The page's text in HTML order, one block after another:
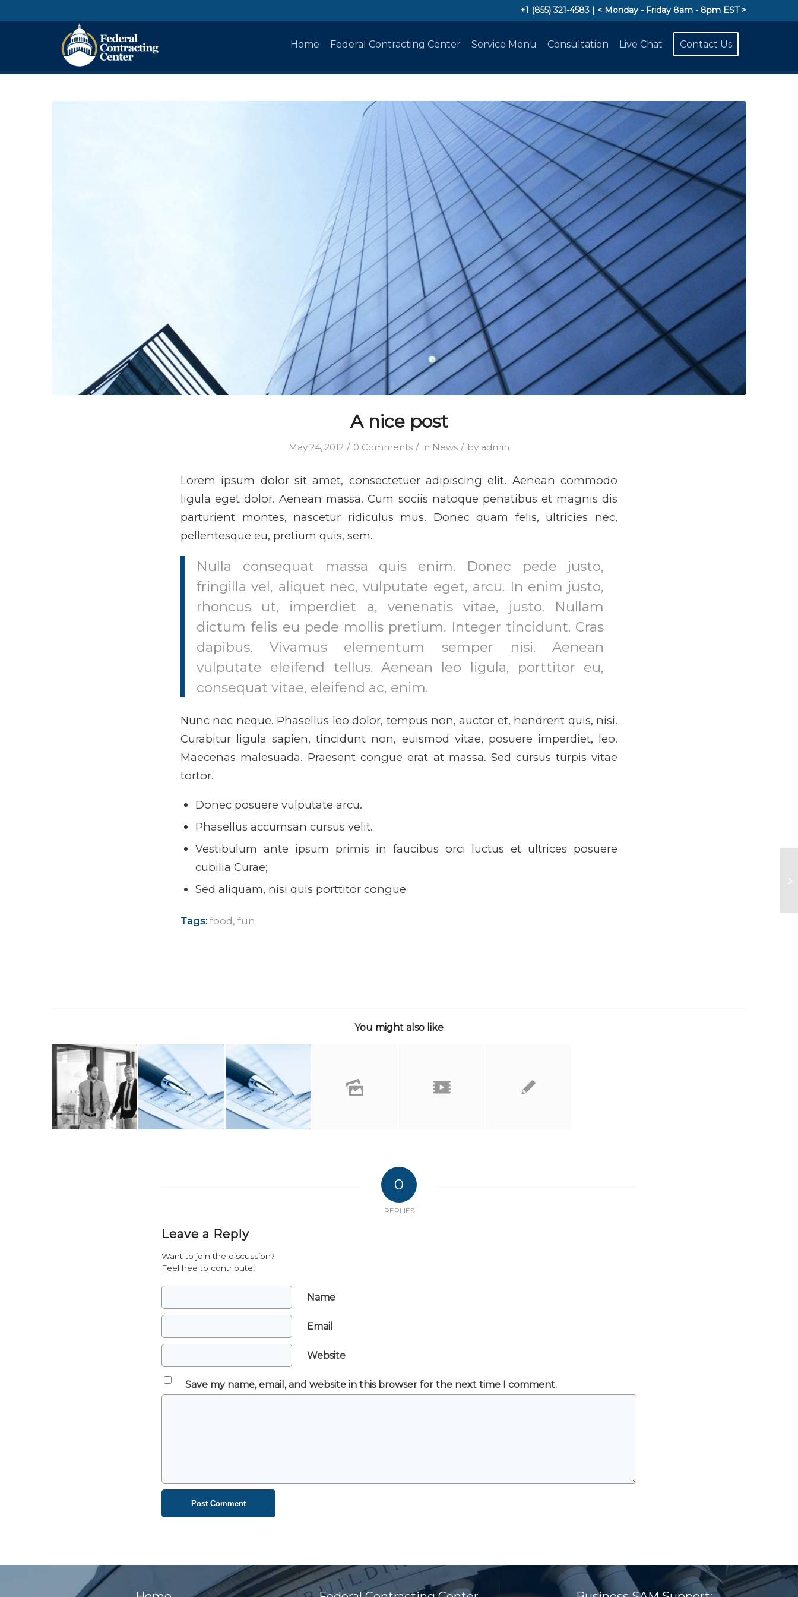
+1 (855) 321-4583 | < Monday - Friday 8am - 8pm EST >
Home Federal Contracting Center Service Menu Consultation Live Chat Contact Us
A nice post
May 24, 2012 / 0 Comments / in News / by admin
Lorem ipsum dolor sit amet, consectetuer adipiscing elit. Aenean commodo
ligula eget dolor. Aenean massa. Cum sociis natoque penatibus et magnis dis
parturient montes, nascetur ridiculus mus. Donec quam felis, ultricies nec,
pellentesque eu, pretium quis, sem.
Nulla consequat massa quis enim. Donec pede justo,
fringilla vel, aliquet nec, vulputate eget, arcu. In enim justo,
rhoncus ut, imperdiet a, venenatis vitae, justo. Nullam
dictum felis eu pede mollis pretium. Integer tincidunt. Cras
dapibus. Vivamus elementum semper nisi. Aenean
vulputate eleifend tellus. Aenean leo ligula, porttitor eu,
consequat vitae, eleifend ac, enim.
Nunc nec neque. Phasellus leo dolor, tempus non, auctor et, hendrerit quis, nisi.
Curabitur ligula sapien, tincidunt non, euismod vitae, posuere imperdiet, leo.
Maecenas malesuada. Praesent congue erat at massa. Sed cursus turpis vitae
tortor.
Donec posuere vulputate arcu.
Phasellus accumsan cursus velit.
Vestibulum ante ipsum primis in faucibus orci luctus et ultrices posuere
cubilia Curae;
Sed aliquam, nisi quis porttitor congue
Tags: food , fun
You might also like
0
REPLIES
Leave a Reply
Want to join the discussion?
Feel free to contribute!
Name
Email
Website
Save my name, email, and website in this browser for the next time I comment.